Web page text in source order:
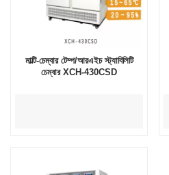
মাল্টি-চেম্বার টেম্প/আরএইচ স্ট্যাবিলিটি
চেম্বার XCH-430CSD